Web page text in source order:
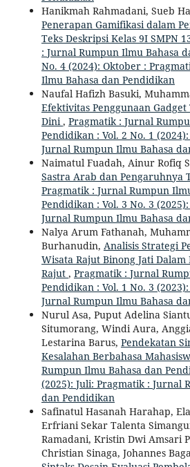
Hanikmah Rahmadani, Sueb
Penerapan Gamifikasi dalam
Teks Deskripsi Kelas 9I SMPN
: Jurnal Rumpun Ilmu Bahasa
No. 4 (2024): Oktober :
Ilmu Bahasa dan Pendidikan
Naufal Hafizh Basuki,
Efektivitas Penggunaan
Dini , Pragmatik : Jurnal
Pendidikan : Vol. 2 No. 1
Jurnal Rumpun Ilmu Bahasa
Naimatul Fuadah, Ainur Rofiq
Sastra Arab dan Pengaruhnya
Pragmatik : Jurnal Rumpun
Pendidikan : Vol. 3 No. 3
Jurnal Rumpun Ilmu Bahasa
Nalya Arum Fathanah,
Burhanudin, Analisis Strategi
Wisata Rajut Binong Jati
Rajut , Pragmatik : Jurnal
Pendidikan : Vol. 1 No. 3
Jurnal Rumpun Ilmu Bahasa
Nurul Asa, Puput Adelina
Situmorang, Windi Aura,
Lestarina Barus, Pendekatan
Kesalahan Berbahasa
Rumpun Ilmu Bahasa dan
(2025): Juli: Pragmatik : Jurnal
dan Pendidikan
Safinatul Hasanah Harahap,
Erfriani Sekar Talenta
Ramadani, Kristin Dwi Amsari
Christian Sinaga, Johannes